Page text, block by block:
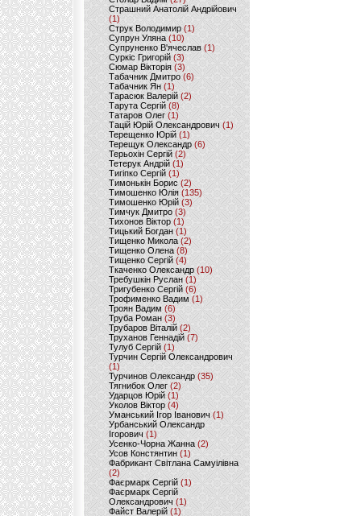
Страшний Анатолій Андрійович
(1)
Струк Володимир (1)
Супрун Уляна (10)
Супруненко В'ячеслав (1)
Суркіс Григорій (3)
Сюмар Вікторія (3)
Табачник Дмитро (6)
Табачник Ян(1)
Тарасюк Валерій (2)
Тарута Сергій (8)
Татаров Олег(1)
Тацій Юрій Олександрович(1)
Терещенко Юрій(1)
Терещук Олександр(6)
Терьохін Сергій (2)
Тетерук Андрій (1)
Тигіпко Сергій(1)
Тимонькін Борис (2)
Тимошенко Юлія (135)
Тимошенко Юрій(3)
Тимчук Дмитро (3)
Тихонов Віктор (1)
Тицький Богдан (1)
Тищенко Микола (2)
Тищенко Олена (8)
Тищенко Сергій (4)
Ткаченко Олександр (10)
Требушкін Руслан (1)
Тригубенко Сергій(6)
Трофименко Вадим (1)
Троян Вадим (6)
Труба Роман(3)
Трубаров Віталій (2)
Труханов Геннадій (7)
Тулуб Сергій(1)
Турчин Сергій Олександрович
(1)
Турчинов Олександр(35)
Тягнибок Олег (2)
Ударцов Юрій (1)
Уколов Віктор(4)
Уманський Ігор Іванович(1)
Урбанський Олександр
Ігорович (1)
Усенко-Чорна Жанна (2)
Усов Констянтин(1)
Фабрикант Світлана Самуілівна
(2)
Фаєрмарк Сергій(1)
Фаєрмарк Сергій
Олександрович (1)
Файст Валерій(1)